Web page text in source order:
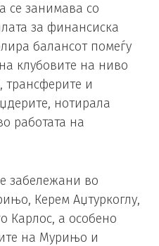
се занимава со
за финансиска
балансот помеѓу
клубовите на ниво
трансферите и
нотирала
работата на
забележани во
Керем Аџтуркоглу,
а особено
на Мурињо и